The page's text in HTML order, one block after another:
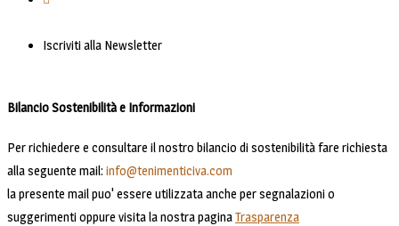
Iscriviti alla Newsletter
Bilancio Sostenibilità e Informazioni
Per richiedere e consultare il nostro bilancio di sostenibilità fare richiesta
alla seguente mail: info@tenimenticiva.com
la presente mail puo' essere utilizzata anche per segnalazioni o
suggerimenti oppure visita la nostra paginaTrasparenza